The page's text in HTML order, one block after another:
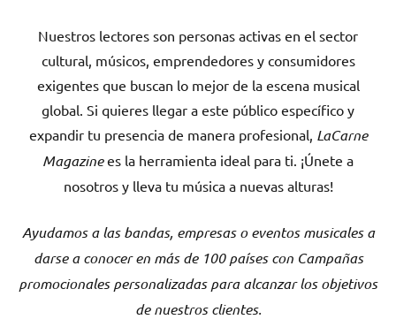
Nuestros lectores son personas activas en el sector
cultural, músicos, emprendedores y consumidores
exigentes que buscan lo mejor de la escena musical
global. Si quieres llegar a este público específico y
expandir tu presencia de manera profesional, LaCarne
Magazinees la herramienta ideal para ti. ¡Únete a
nosotros y lleva tu música a nuevas alturas!
Ayudamos a las bandas, empresas o eventos musicales a
darse a conocer en más de 100 países con Campañas
promocionales personalizadas para alcanzar los objetivos
de nuestros clientes.